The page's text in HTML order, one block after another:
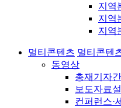
지역
지역
지역
멀티콘텐츠 멀티콘텐
동영상
총재기자
보도자료
컨퍼런스·